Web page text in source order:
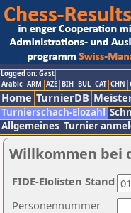
Logged on: Gast
Arabic ARM AZE BIH BUL CAT CHN
Home TurnierDB
Turnierschach-Elozahl
Allgemeines Turnier
Willkommen bei
Personennummer
FIDE-Elolisten Stand